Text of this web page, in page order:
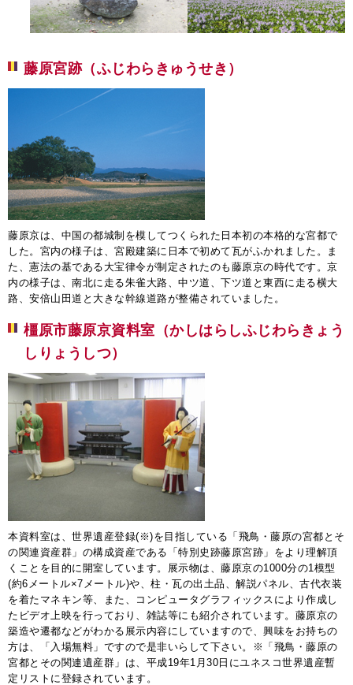
藤原宮跡（ふじわらきゅうせき）
藤原京は、中国の都城制を模してつくられた日本初の本格的な宮都で
した。宮内の様子は、宮殿建築に日本で初めて瓦がふかれました。ま
た、憲法の基である大宝律令が制定されたのも藤原京の時代です。京
内の様子は、南北に走る朱雀大路、中ツ道、下ツ道と東西に走る横大
路、安倍山田道と大きな幹線道路が整備されていました。
橿原市藤原京資料室（かしはらしふじわらきょう
しりょうしつ）
本資料室は、世界遺産登録(※)を目指している「飛鳥・藤原の宮都とそ
の関連資産群」の構成資産である「特別史跡藤原宮跡」をより理解頂
くことを目的に開室しています。展示物は、藤原京の1000分の1模型
(約6メートル×7メートル)や、柱・瓦の出土品、解説パネル、古代衣装
を着たマネキン等、また、コンピュータグラフィックスにより作成し
たビデオ上映を行っており、雑誌等にも紹介されています。藤原京の
築造や遷都などがわかる展示内容にしていますので、興味をお持ちの
方は、「入場無料」ですので是非いらして下さい。※「飛鳥・藤原の
宮都とその関連遺産群」は、平成19年1月30日にユネスコ世界遺産暫
定リストに登録されています。